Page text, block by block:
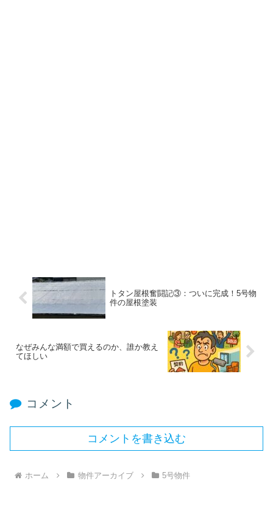
トタン屋根奮闘記③：ついに完成！5号物
件の屋根塗装
なぜみんな満額で買えるのか、誰か教え
てほしい
コメント
コメントを書き込む
ホーム 物件アーカイブ 5号物件